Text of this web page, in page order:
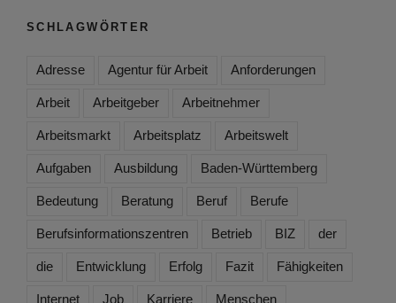
SCHLAGWÖRTER
Adresse Agentur für Arbeit Anforderungen
Arbeit Arbeitgeber Arbeitnehmer
Arbeitsmarkt Arbeitsplatz Arbeitswelt
Aufgaben Ausbildung Baden-Württemberg
Bedeutung Beratung Beruf Berufe
Berufsinformationszentren Betrieb BIZ der
die Entwicklung Erfolg Fazit Fähigkeiten
Internet Job Karriere Menschen